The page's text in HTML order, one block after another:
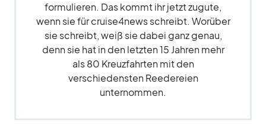
formulieren. Das kommt ihr jetzt zugute,
wenn sie für cruise4news schreibt. Worüber
sie schreibt, weiß sie dabei ganz genau,
denn sie hat in den letzten 15 Jahren mehr
als 80 Kreuzfahrten mit den
verschiedensten Reedereien
unternommen.